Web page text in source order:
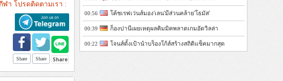
ฬา โปรดติดตามเรา :
Share Share
00:56 โค้ชเรฟเว่นส์มอง'เลน'มีส่วนคล้าย'โธมัส'
00:39 ก็องปานีเผยเหตุผลคิมมิคพลาดเกมอัดวิลล่า
00:22 โจนส์ตั้งเป้านำบร็องโก้ส์สร้างสถิติแซ็คมากสุด